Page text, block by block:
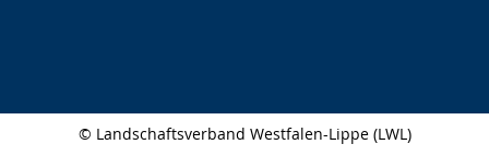
.
© Landschaftsverband Westfalen-Lippe (LWL)